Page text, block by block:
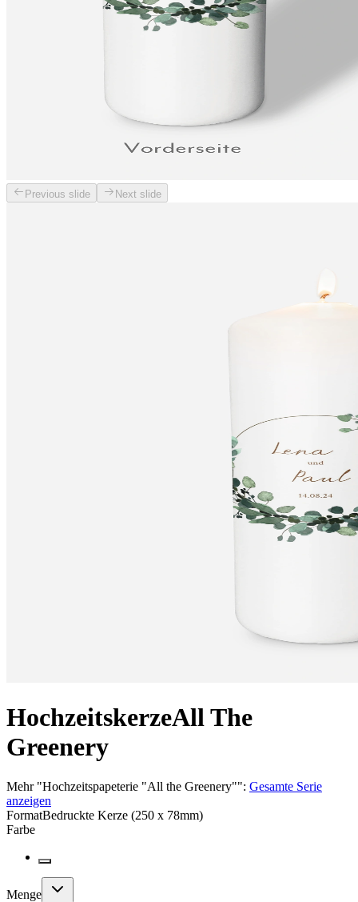
Previous slide Next slide
HochzeitskerzeAll The
Greenery
Mehr"Hochzeitspapeterie "All the Greenery"": Gesamte Serie
anzeigen
FormatBedruckte Kerze (250 x 78mm)
Farbe
Menge